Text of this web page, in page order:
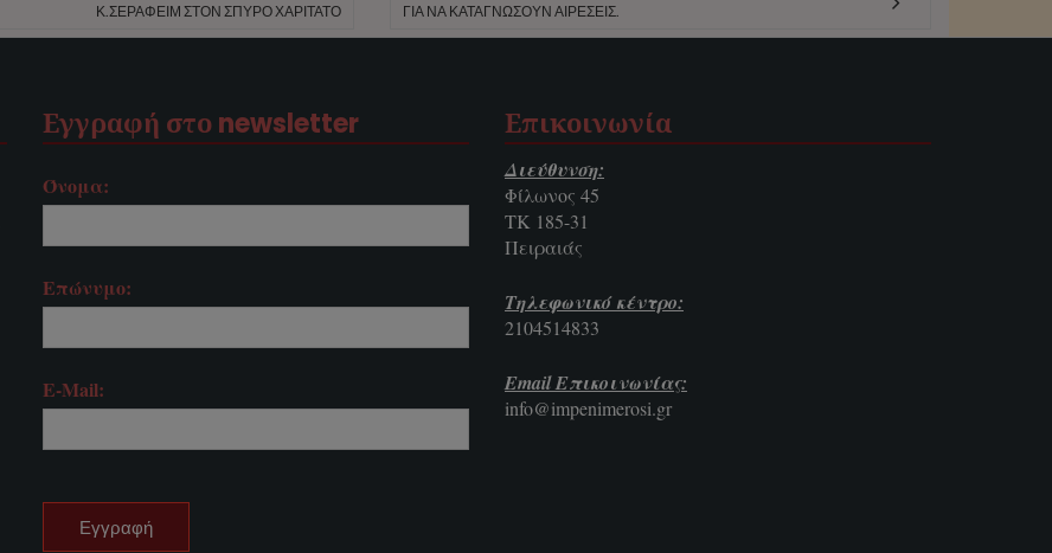
Κ.ΣΕΡΑΦΕΊΜ ΣΤΟΝ ΣΠΎΡΟ ΧΑΡΙΤΆΤΟ
ΓΙΑ ΝΑ ΚΑΤΑΓΝΏΣΟΥΝ ΑΙΡΈΣΕΙΣ.
Εγγραφή στο newsletter
Όνομα:
Επώνυμο:
E-Mail:
Επικοινωνία
Διεύθυνση:
Φίλωνος 45
ΤΚ 185-31
Πειραιάς
Τηλεφωνικό κέντρο:
2104514833
Email Επικοινωνίας:
info@impenimerosi.gr